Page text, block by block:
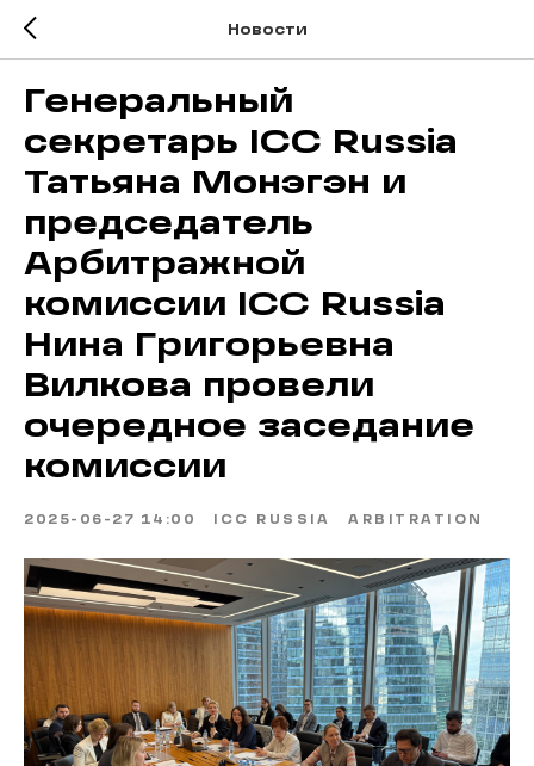
Новости
Генеральный
секретарь ICC Russia
Татьяна Монэгэн и
председатель
Арбитражной
комиссии ICC Russia
Нина Григорьевна
Вилкова провели
очередное заседание
комиссии
2025-06-27 14:00 ICC RUSSIA ARBITRATION